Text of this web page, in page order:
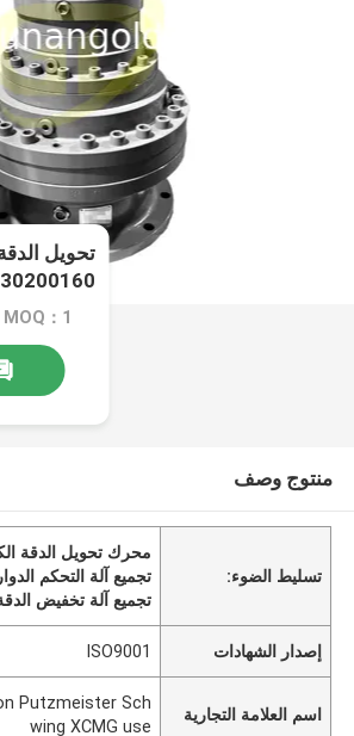
تحويل
A990303070000
MOQ：1 مجموعة
منتوج وصف
تسليط الضوء:
محرك تحويل الدقة
تجميع آلة التحكم
تجميع آلة تخفيض
إصدار الشهادات ISO9001
اسم العلامة التجارية
Putzmeister Sch
wing XCMG use